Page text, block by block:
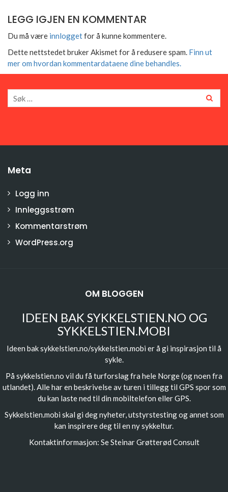
LEGG IGJEN EN KOMMENTAR
Du må være innloggetfor å kunne kommentere.
Dette nettstedet bruker Akismet for å redusere spam. Finn ut
mer om hvordan kommentardataene dine behandles.
Meta
Logg inn
Innleggsstrøm
Kommentarstrøm
WordPress.org
OM BLOGGEN
IDEEN BAK SYKKELSTIEN.NO OG
SYKKELSTIEN.MOBI
Ideen bak sykkelstien.no/sykkelstien.mobi er å gi inspirasjon til å
sykle.
På sykkelstien.no vil du få turforslag fra hele Norge (og noen fra
utlandet). Alle har en beskrivelse av turen i tillegg til GPS spor som
du kan laste ned til din mobiltelefon eller GPS.
Sykkelstien.mobi skal gi deg nyheter, utstyrstesting og annet som
kan inspirere deg til en ny sykkeltur.
Kontaktinformasjon: SeSteinar Grøtterød Consult